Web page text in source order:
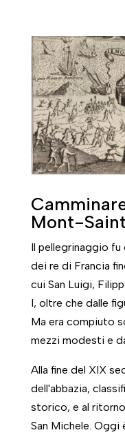
Mont-
Il pellegrinaggio
dei re di Francia
cui San Luigi,
I, oltre che dalle
Ma era compiuto
mezzi modesti e
Alla fine del XIX
dell'abbazia,
storico, e al
San Michele.